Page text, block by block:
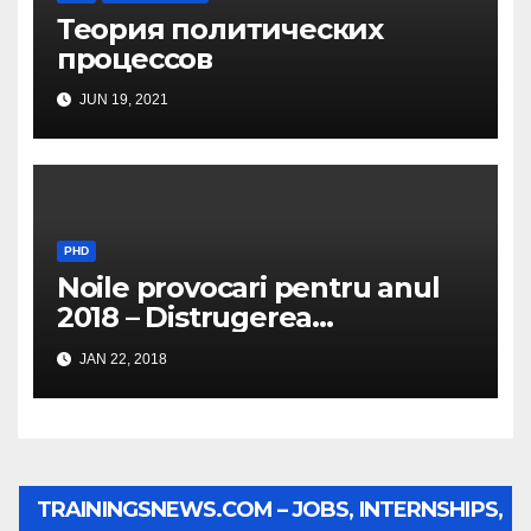
Теория политических
процессов
JUN 19, 2021
PHD
Noile provocari pentru anul
2018 – Distrugerea
structurilor EUro-Atlanti…
JAN 22, 2018
TRAININGSNEWS.COM – JOBS, INTERNSHIPS,